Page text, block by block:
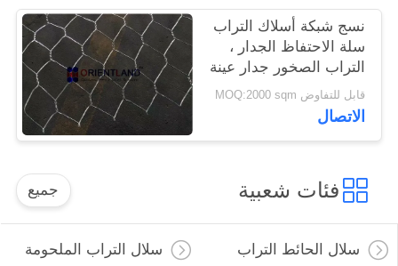
نسج شبكة أسلاك التراب
سلة الاحتفاظ الجدار ،
التراب الصخور جدار عينة
مجانية
قابل للتفاوض MOQ:2000 sqm
الاتصال
فئات شعبية جميع
سلال الحائط التراب سلال التراب الملحومة